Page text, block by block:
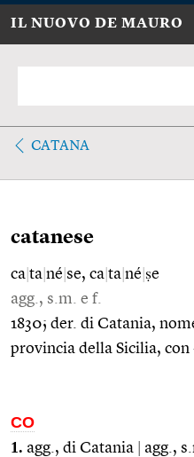
IL NUOVO DE MAURO
CATANA
catanese
ca ta né se, ca ta né ṣe
agg., s.m. e f.
1830; der. di Catania,
provincia della Sicilia, con
CO
1. agg., di Catania
agg.,